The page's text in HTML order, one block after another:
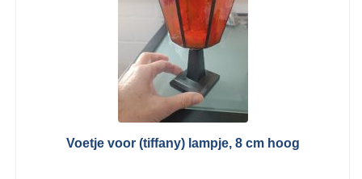
Voetje voor (tiffany) lampje, 8 cm hoog